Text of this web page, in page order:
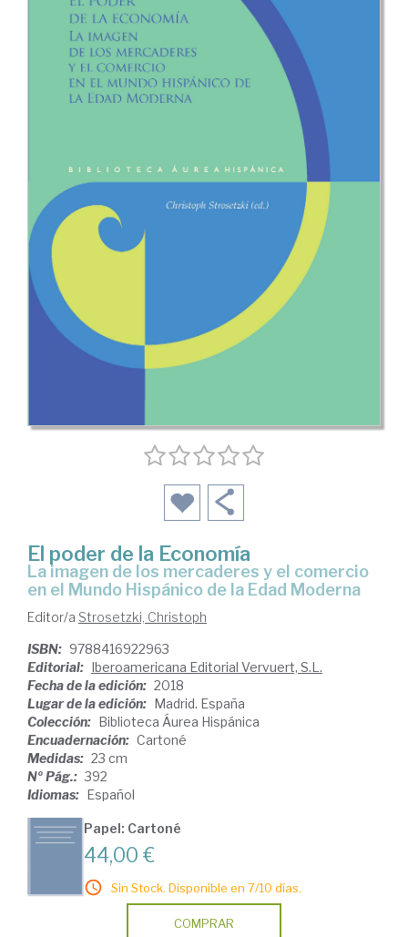
El poder de la Economía
la imagen de los mercaderes y el comercio
en el Mundo Hispánico de la Edad Moderna
Editor/a Strosetzki, Christoph
ISBN: 9788416922963
Editorial: Iberoamericana Editorial Vervuert, S.L.
Fecha de la edición: 2018
Lugar de la edición: Madrid. España
Colección: Biblioteca Áurea Hispánica
Encuadernación: Cartoné
Medidas: 23 cm
Nº Pág.: 392
Idiomas: Español
Papel: Cartoné
44,00 €
Sin Stock. Disponible en 7/10 días.
COMPRAR